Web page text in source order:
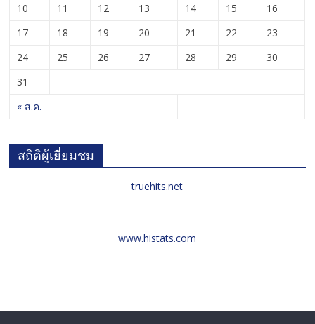
« ส.ค.
10
11 12 13 14 15
16
17
18 19 20 21 22
23
24
25 26 27 28 29
30
31
สถิติผู้เยี่ยมชม
truehits.net
www.histats.com